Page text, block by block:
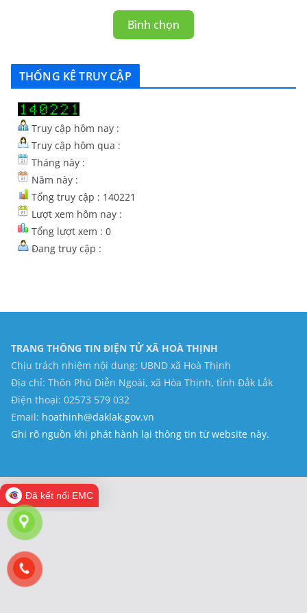
Bình chọn
THỐNG KÊ TRUY CẬP
Truy cập hôm nay :
Truy cập hôm qua :
Tháng này :
Năm này :
Tổng truy cập : 140221
Lượt xem hôm nay :
Tổng lượt xem : 0
Đang truy cập :
TRANG THÔNG TIN ĐIỆN TỬ XÃ HOÀ THỊNH
Chịu trách nhiệm nội dung: UBND xã Hoà Thịnh
Địa chỉ: Thôn Phú Diễn Ngoài, xã Hòa Thịnh, tỉnh Đắk Lắk
Điện thoại: 02573 579 032
Email: hoathinh@daklak.gov.vn
Ghi rõ nguồn khi phát hành lại thông tin từ website này.
Đã kết nối EMC